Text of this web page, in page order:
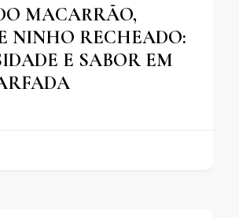
MACARRÃO,
NINHO RECHEADO:
E SABOR EM